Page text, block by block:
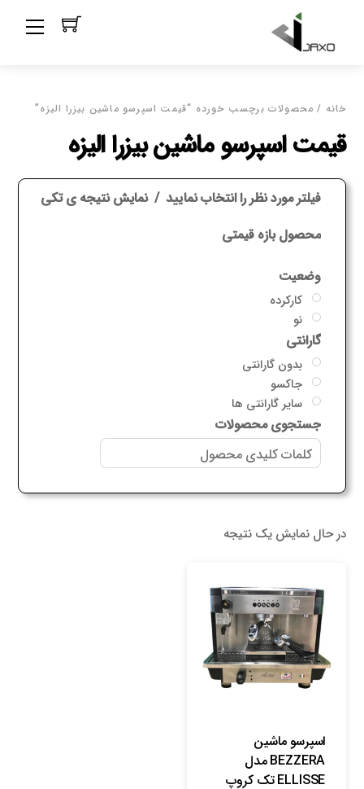
content
خانه / محصولات برچسب خورده “قیمت اسپرسو ماشین بیزرا الیزه”
قیمت اسپرسو ماشین بیزرا الیزه
فیلتر مورد نظر را انتخاب نمایید نمایش نتیجه ی تکی
محصول بازه قیمتی
وضعیت
کارکرده
نو
گارانتی
بدون گارانتی
جاکسو
سایر گارانتی ها
جستجوی محصولات
در حال نمایش یک نتیجه
اسپرسو ماشین
BEZZERA مدل
ELLISSE تک کروپ